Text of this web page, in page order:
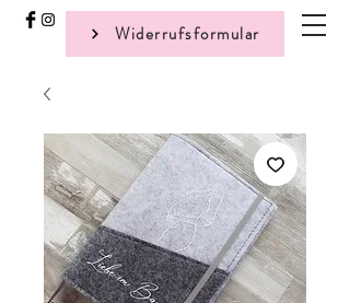
Widerrufsformular